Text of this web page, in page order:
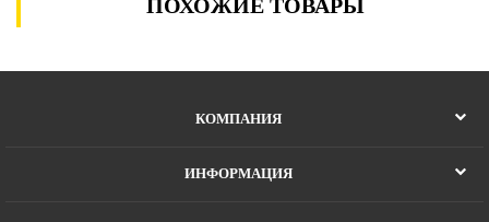
ПОХОЖИЕ ТОВАРЫ
КОМПАНИЯ
ИНФОРМАЦИЯ